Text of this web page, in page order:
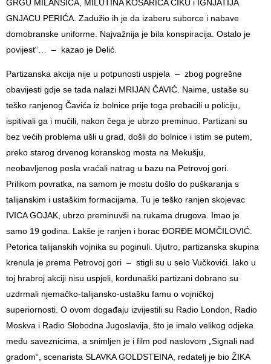
GRGU MILANŠIĆA, MILUTINA KOŠARIĆA ČIKU i IGNJATIJA
GNJACU PERIĆA. Zadužio ih je da izaberu suborce i nabave
domobranske uniforme. Najvažnija je bila konspiracija. Ostalo je
povijest“… – kazao je Delić.
Partizanska akcija nije u potpunosti uspjela – zbog pogrešne
obavijesti gdje se tada nalazi MRIJAN ČAVIĆ. Naime, ustaše su
teško ranjenog Čavića iz bolnice prije toga prebacili u policiju,
ispitivali ga i mučili, nakon čega je ubrzo preminuo. Partizani su
bez većih problema ušli u grad, došli do bolnice i istim se putem,
preko starog drvenog koranskog mosta na Mekušju,
neobavljenog posla vraćali natrag u bazu na Petrovoj gori.
Prilikom povratka, na samom je mostu došlo do puškaranja s
talijanskim i ustaškim formacijama. Tu je teško ranjen skojevac
IVICA GOJAK, ubrzo preminuvši na rukama drugova. Imao je
samo 19 godina. Lakše je ranjen i borac ĐORĐE MOMČILOVIĆ.
Petorica talijanskih vojnika su poginuli. Ujutro, partizanska skupina
krenula je prema Petrovoj gori – stigli su u selo Vučkovići. Iako u
toj hrabroj akciji nisu uspjeli, kordunaški partizani dobrano su
uzdrmali njemačko-talijansko-ustašku famu o vojničkoj
superiornosti. O ovom događaju izvijestili su Radio London, Radio
Moskva i Radio Slobodna Jugoslavija, što je imalo velikog odjeka
među saveznicima, a snimljen je i film pod naslovom „Signali nad
gradom“, scenarista SLAVKA GOLDSTEINA, redatelj je bio ŽIKA